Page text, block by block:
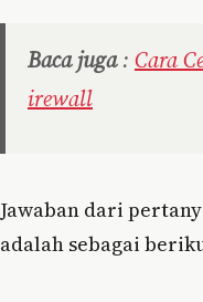
Baca juga: Cara
irewall
Jawaban dari
adalah sebagai